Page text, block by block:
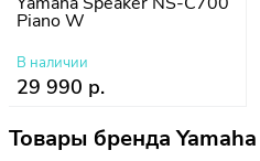
Piano W
В наличии
29 990 р.
Товары бренда Yamaha